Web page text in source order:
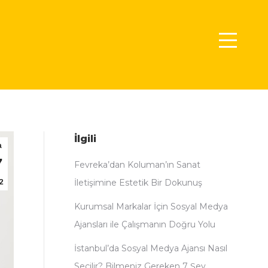
İlgili
Fevreka’dan Koluman’ın Sanat
İletişimine Estetik Bir Dokunuş
Kurumsal Markalar İçin Sosyal Medya
Ajansları ile Çalışmanın Doğru Yolu
İstanbul’da Sosyal Medya Ajansı Nasıl